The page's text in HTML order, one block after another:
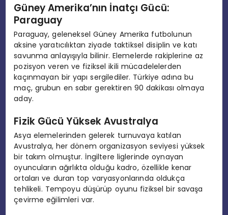
Güney Amerika’nın İnatçı Gücü:
Paraguay
Paraguay, geleneksel Güney Amerika futbolunun
aksine yaratıcılıktan ziyade taktiksel disiplin ve katı
savunma anlayışıyla bilinir. Elemelerde rakiplerine az
pozisyon veren ve fiziksel ikili mücadelelerden
kaçınmayan bir yapı sergilediler. Türkiye adına bu
maç, grubun en sabır gerektiren 90 dakikası olmaya
aday.
Fizik Gücü Yüksek Avustralya
Asya elemelerinden gelerek turnuvaya katılan
Avustralya, her dönem organizasyon seviyesi yüksek
bir takım olmuştur. İngiltere liglerinde oynayan
oyuncuların ağırlıkta olduğu kadro, özellikle kenar
ortaları ve duran top varyasyonlarında oldukça
tehlikeli. Tempoyu düşürüp oyunu fiziksel bir savaşa
çevirme eğilimleri var.